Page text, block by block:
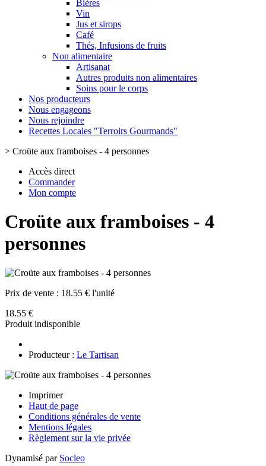
Bières
Vin
Jus et sirops
Café
Thés, Infusions de fruits
Non alimentaire
Artisanat
Autres produits non alimentaires
Soins pour le corps
Nos producteurs
Nous engageons
Nous rejoindre
Recettes Locales "Terroirs Gourmands"
> Croüte aux framboises - 4 personnes
Accès direct
Commander
Mon compte
Croüte aux framboises - 4
personnes
Prix de vente : 18.55 € l'unité
18.55 €
Produit indisponible
Producteur : Le Tartisan
Imprimer
Haut de page
Conditions générales de vente
Mentions légales
Règlement sur la vie privée
Dynamisé par Socleo